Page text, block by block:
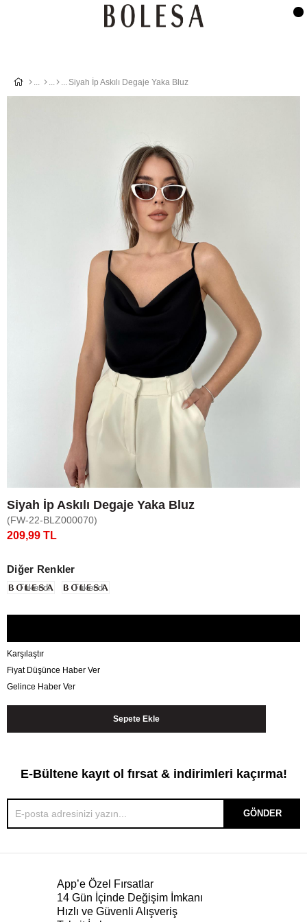
Siyah İp Askılı Degaje Yaka Bluz
Siyah İp Askılı Degaje Yaka Bluz
(FW-22-BLZ000070)
209,99 TL
Diğer Renkler
Tükendi Tükendi
Karşılaştır
Fiyat Düşünce Haber Ver
Gelince Haber Ver
E-Bültene kayıt ol fırsat & indirimleri kaçırma!
GÖNDER
App’e Özel Fırsatlar
14 Gün İçinde Değişim İmkanı
Hızlı ve Güvenli Alışveriş